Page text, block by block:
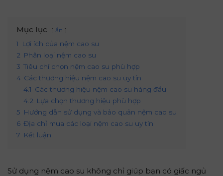
Mục lục ẩn
1
Lợi ích của nệm cao su
2 Phân loại nệm cao su
3 Tiêu chí chọn nệm cao su phù hợp
4 Các thương hiệu nệm cao su uy tín
4.1 Các thương hiệu nệm cao su hàng đầu
4.2 Lựa chọn thương hiệu phù hợp
5 Hướng dẫn sử dụng và bảo quản nệm cao su
6 Địa chỉ mua các loại nệm cao su uy tín
7 Kết luận
Sử dụng nệm cao su không chỉ giúp bạn có giấc ngủ